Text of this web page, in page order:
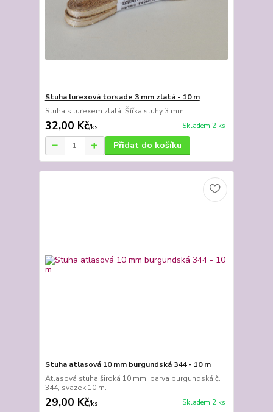
Stuha lurexová torsade 3 mm zlatá - 10 m
Stuha s lurexem zlatá. Šířka stuhy 3 mm.
32,00 Kč/ks Skladem 2 ks
Přidat do košíku
Stuha atlasová 10 mm burgundská 344 - 10 m
Atlasová stuha široká 10 mm, barva burgundská č.
344, svazek 10 m.
29,00 Kč/ks Skladem 2 ks